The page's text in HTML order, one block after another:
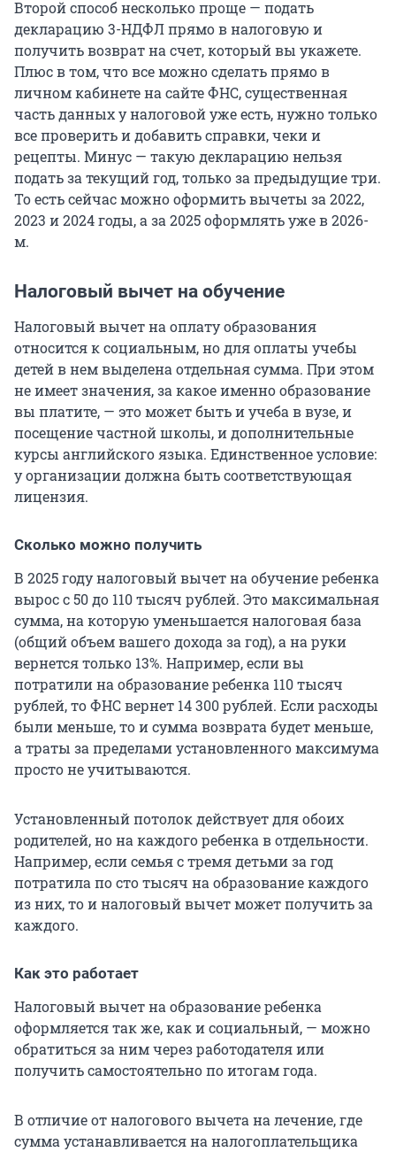
Второй способ несколько проще — подать
декларацию 3-НДФЛ прямо в налоговую и
получить возврат на счет, который вы укажете.
Плюс в том, что все можно сделать прямо в
личном кабинете на сайте ФНС, существенная
часть данных у налоговой уже есть, нужно только
все проверить и добавить справки, чеки и
рецепты. Минус — такую декларацию нельзя
подать за текущий год, только за предыдущие три.
То есть сейчас можно оформить вычеты за 2022,
2023 и 2024 годы, а за 2025 оформлять уже в 2026-
м.
Налоговый вычет на обучение
Налоговый вычет на оплату образования
относится к социальным, но для оплаты учебы
детей в нем выделена отдельная сумма. При этом
не имеет значения, за какое именно образование
вы платите, — это может быть и учеба в вузе, и
посещение частной школы, и дополнительные
курсы английского языка. Единственное условие:
у организации должна быть соответствующая
лицензия.
Сколько можно получить
В 2025 году налоговый вычет на обучение ребенка
вырос с 50 до 110 тысяч рублей. Это максимальная
сумма, на которую уменьшается налоговая база
(общий объем вашего дохода за год), а на руки
вернется только 13%. Например, если вы
потратили на образование ребенка 110 тысяч
рублей, то ФНС вернет 14 300 рублей. Если расходы
были меньше, то и сумма возврата будет меньше,
а траты за пределами установленного максимума
просто не учитываются.
Установленный потолок действует для обоих
родителей, но на каждого ребенка в отдельности.
Например, если семья с тремя детьми за год
потратила по сто тысяч на образование каждого
из них, то и налоговый вычет может получить за
каждого.
Как это работает
Налоговый вычет на образование ребенка
оформляется так же, как и социальный, — можно
обратиться за ним через работодателя или
получить самостоятельно по итогам года.
В отличие от налогового вычета на лечение, где
сумма устанавливается на налогоплательщика